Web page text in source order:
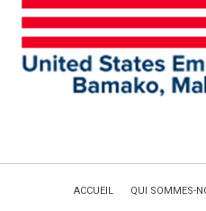
ACCUEIL QUI SOMMES-